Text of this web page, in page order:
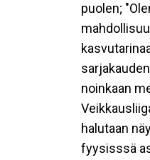
puolen;
noinkaan
halutaan
fyysisssä